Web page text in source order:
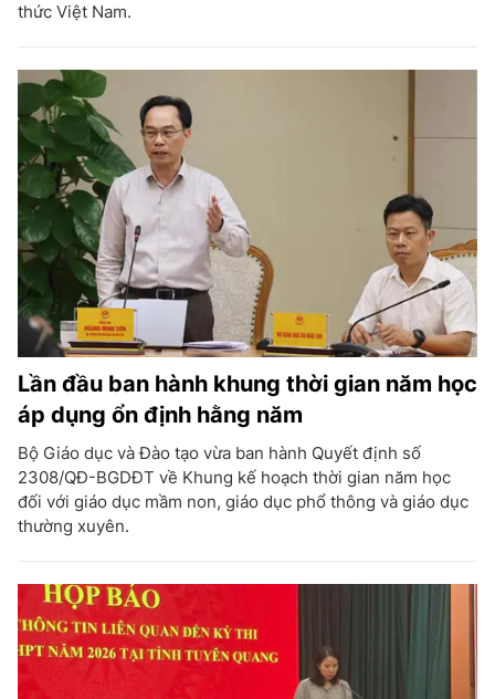
thức Việt Nam.
Lần đầu ban hành khung thời gian năm học
áp dụng ổn định hằng năm
Bộ Giáo dục và Đào tạo vừa ban hành Quyết định số
2308/QĐ-BGDĐT về Khung kế hoạch thời gian năm học
đối với giáo dục mầm non, giáo dục phổ thông và giáo dục
thường xuyên.